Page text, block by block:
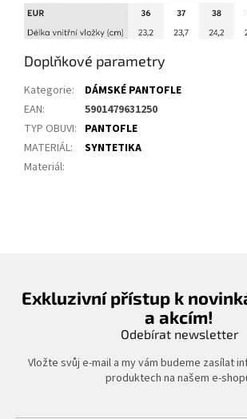
Doplňkové parametry
Kategorie:
DÁMSKÉ PANTOFLE
EAN:
5901479631250
TYP OBUVI: PANTOFLE
MATERIÁL:
SYNTETIKA
Materiál:
Exkluzivní přístup k
a akcím!
Odebírat newsletter
Vložte svůj e-mail a my vám budeme zasílat
produktech na našem e-